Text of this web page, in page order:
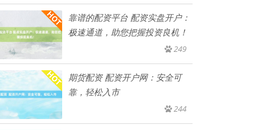
靠谱的配资平台 配资实盘开户：
极速通道，助您把握投资良机！
249
期货配资 配资开户网：安全可
靠，轻松入市
244